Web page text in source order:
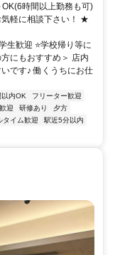
時間以上勤務も可)
軽に相談下さい！ ★
生歓迎 ⭐学校帰り等に
にもおすすめ＞ 店内
です♪ 働くうちにお仕
内OK
フリーター歓迎
迎 研修あり
夕方
タイム歓迎
駅近5分以内